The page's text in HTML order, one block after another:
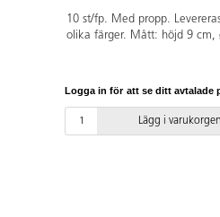
10 st/fp. Med propp.
olika färger. Mått: höjd 9 cm,
Logga in för att se ditt avtalade
Lägg i varukorgen